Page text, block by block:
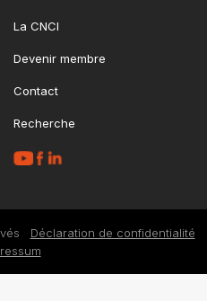
La CNCI
Devenir membre
Contact
Recherche
Déclaration de confidentialité